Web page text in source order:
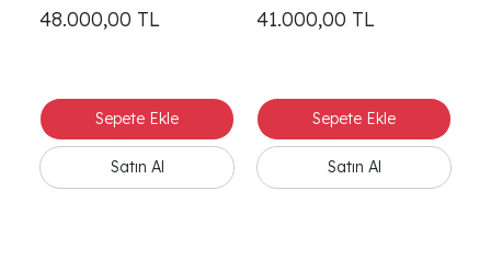
48.000,00 TL 41.000,00 TL